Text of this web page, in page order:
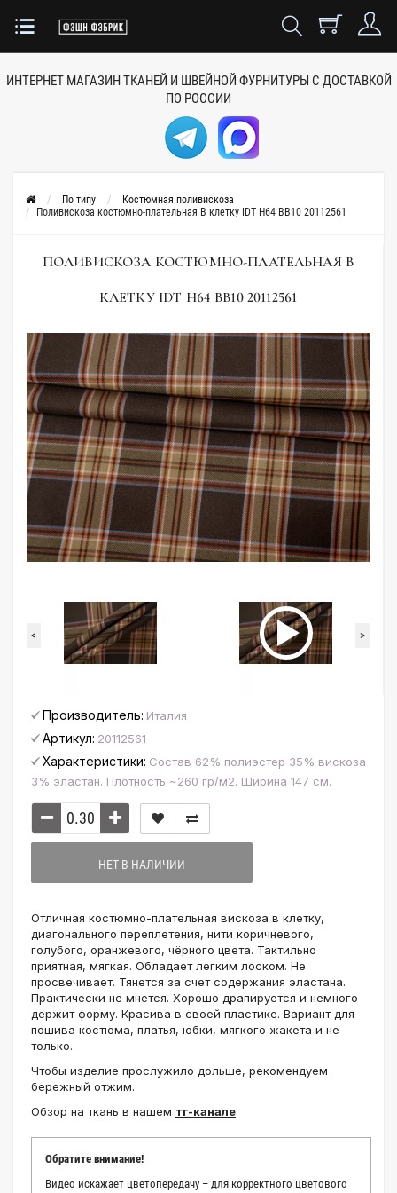
ИНТЕРНЕТ МАГАЗИН ТКАНЕЙ И ШВЕЙНОЙ ФУРНИТУРЫ С ДОСТАВКОЙ
ПО РОССИИ
По типу
Костюмная поливискоза
Поливискоза костюмно-плательная В клетку IDT H64 BB10 20112561
ПОЛИВИСКОЗА КОСТЮМНО-ПЛАТЕЛЬНАЯ В
КЛЕТКУ IDT H64 BB10 20112561
< >
Производитель: Италия
Артикул: 20112561
Характеристики: Состав 62% полиэстер 35% вискоза
3% эластан. Плотность ~260 гр/м2. Ширина 147 см.
НЕТ В НАЛИЧИИ
Отличная костюмно-плательная вискоза в клетку,
диагонального переплетения, нити коричневого,
голубого, оранжевого, чёрного цвета. Тактильно
приятная, мягкая. Обладает легким лоском. Не
просвечивает. Тянется за счет содержания эластана.
Практически не мнется. Хорошо драпируется и немного
держит форму. Красива в своей пластике. Вариант для
пошива костюма, платья, юбки, мягкого жакета и не
только.
Чтобы изделие прослужило дольше, рекомендуем
бережный отжим.
Обзор на ткань в нашем тг-канале
Обратите внимание!
Видео искажает цветопередачу – для корректного цветового